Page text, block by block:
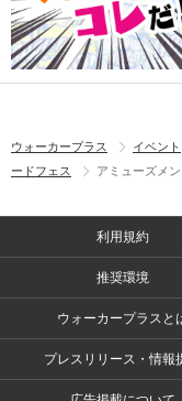
ウォーカープラス イベント
ードフェス
アミューズメ
利用規約
推奨環境
ウォーカープラスと
プレスリリース・情報